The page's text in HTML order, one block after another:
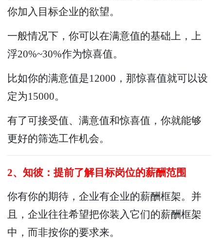
你加入目标企业的欲望。
一般情况下，你可以在满意值的基础上，上
浮20%~30%作为惊喜值。
比如你的满意值是12000，那惊喜值就可以设
定为15000。
有了可接受值、满意值和惊喜值，你就能够
更好的筛选工作机会。
2、知彼：提前了解目标岗位的薪酬范围
你有你的期待，企业有企业的薪酬框架。并
且，企业往往希望把你装入它们的薪酬框架
中，而非按你的要求来。